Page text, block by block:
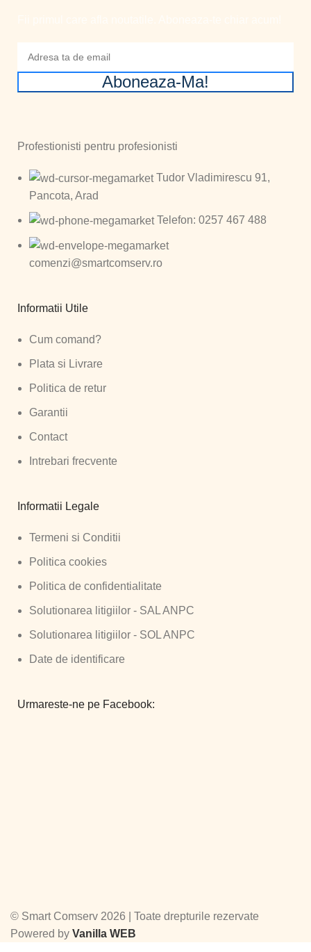
Aboneaza-Ma!
Profestionisti pentru profesionisti
Tudor Vladimirescu 91,
Pancota, Arad
Telefon: 0257 467 488
comenzi@smartcomserv.ro
Informatii Utile
Cum comand?
Plata si Livrare
Politica de retur
Garantii
Contact
Intrebari frecvente
Informatii Legale
Termeni si Conditii
Politica cookies
Politica de confidentialitate
Solutionarea litigiilor - SAL ANPC
Solutionarea litigiilor - SOL ANPC
Date de identificare
Urmareste-ne pe Facebook:
© Smart Comserv 2026 | Toate drepturile rezervate
Powered by Vanilla WEB